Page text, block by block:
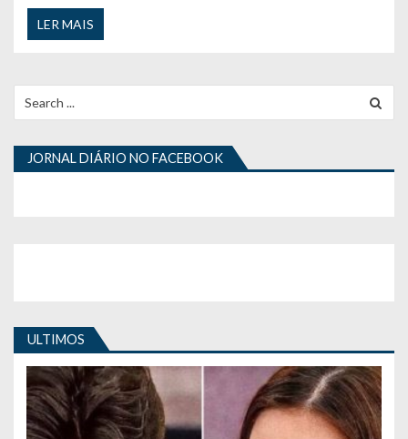
LER MAIS
for:
JORNAL DIÁRIO NO FACEBOOK
ULTIMOS